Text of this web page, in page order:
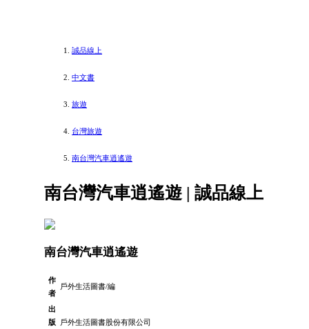
誠品線上
中文書
旅遊
台灣旅遊
南台灣汽車逍遙遊
南台灣汽車逍遙遊 | 誠品線上
南台灣汽車逍遙遊
作
者
戶外生活圖書/編
出
版
戶外生活圖書股份有限公司